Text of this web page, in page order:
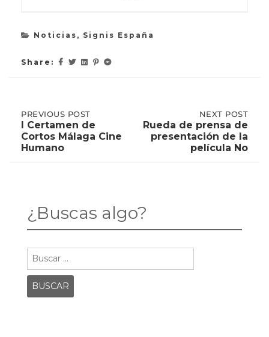
Noticias , Signis España
Share:
Post
navigation
PREVIOUS
POST:
I
CERTAMEN
DE
PREVIOUS POST
I Certamen de
Cortos Málaga Cine
Humano
POST:
RUEDA
NO
NEXT POST
Rueda de prensa de
presentación de la
película No
¿Buscas algo?